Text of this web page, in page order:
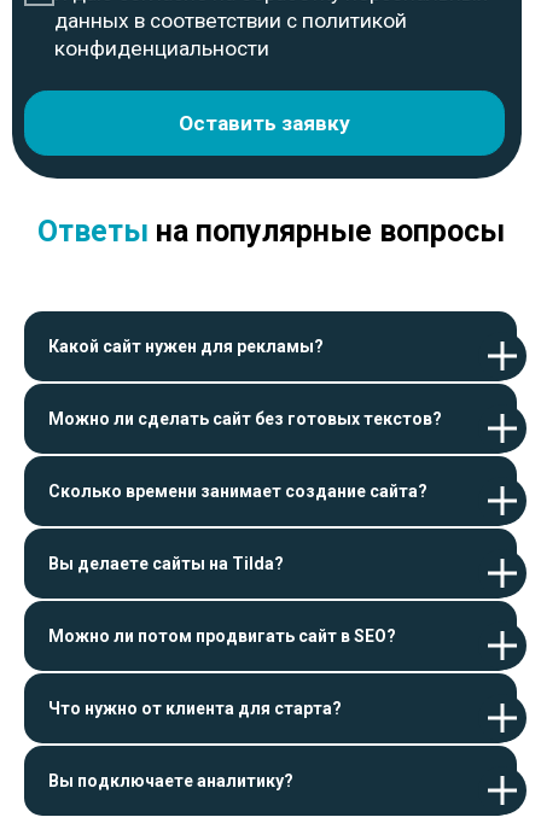
Какой сайт нужен для рекламы?
Можно ли сделать сайт без готовых текстов?
Сколько времени занимает создание сайта?
Вы делаете сайты на Tilda?
Можно ли потом продвигать сайт в SEO?
Что нужно от клиента для старта?
Вы подключаете аналитику?